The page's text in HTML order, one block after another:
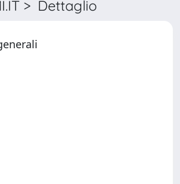
> Dettaglio